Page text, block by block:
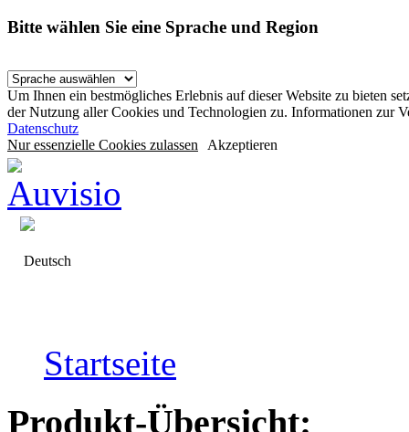
Bitte wählen Sie eine Sprache und Region
Um Ihnen ein bestmögliches Erlebnis auf dieser Website zu bieten
der Nutzung aller Cookies und Technologien zu. Informationen zur
Datenschutz
Nur essenzielle Cookies zulassen Akzeptieren
Deutsch
Startseite
Produkt-Übersicht: